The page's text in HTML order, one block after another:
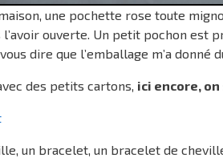
une pochette rose toute
ouverte. Un petit pochon est
dire que l’emballage m’a
des petits cartons, ici encore,
un bracelet, un bracelet de